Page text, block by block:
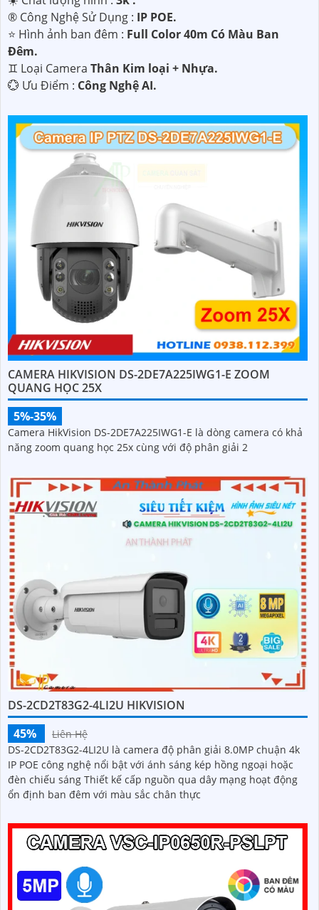
®️ Công Nghệ Sử Dụng : IP POE.
⭐ Hình ảnh ban đêm : Full Color 40m Có Màu Ban
Ðêm.
♊ Loại Camera Thân Kim loại + Nhựa.
️💮 Ưu Điểm : Công Nghệ AI.
CAMERA HIKVISION DS-2DE7A225IWG1-E ZOOM
QUANG HỌC 25X
5%-35%
Camera HikVision DS-2DE7A225IWG1-E là dòng camera có khả
năng zoom quang học 25x cùng với độ phân giải 2
DS-2CD2T83G2-4LI2U HIKVISION
45%
Liên Hệ
DS-2CD2T83G2-4LI2U là camera độ phân giải 8.0MP chuận 4k
IP POE công nghệ nổi bật với ánh sáng kép hồng ngoại hoặc
đèn chiếu sáng Thiết kế cấp nguồn qua dây mạng hoạt động
ổn định ban đêm với màu sắc chân thực